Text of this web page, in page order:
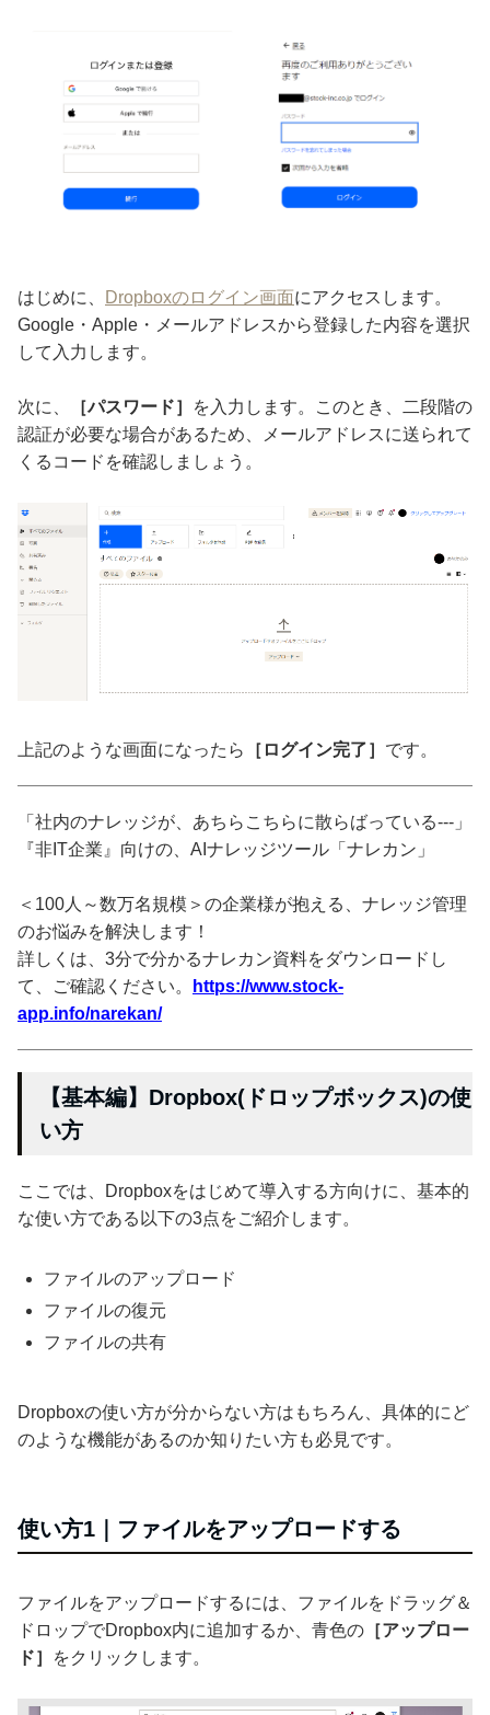
はじめに、 Dropboxのログイン画面にアクセスします。
Google・Apple・メールアドレスから登録した内容を選択
して入力します。
次に、 ［パスワード］
を入力します。このとき、二段階の
認証が必要な場合があるため、メールアドレスに送られて
くるコードを確認しましょう。
上記のような画面になったら ［ログイン完了］ です。
「社内のナレッジが、あちらこちらに散らばっている---」
『非IT企業』向けの、AIナレッジツール「ナレカン」
＜100人～数万名規模＞の企業様が抱える、ナレッジ管理
のお悩みを解決します！
詳しくは、3分で分かるナレカン資料をダウンロードし
て、ご確認ください。
https://www.stock-
app.info/narekan/
【基本編】Dropbox(ドロップボックス)の使
い方
ここでは、Dropboxをはじめて導入する方向けに、基本的
な使い方である以下の3点をご紹介します。
ファイルのアップロード
ファイルの復元
ファイルの共有
Dropboxの使い方が分からない方はもちろん、具体的にど
のような機能があるのか知りたい方も必見です。
使い方1｜ファイルをアップロードする
ファイルをアップロードするには、ファイルをドラッグ＆
ドロップでDropbox内に追加するか、青色の ［アップロー
ド］
をクリックします。